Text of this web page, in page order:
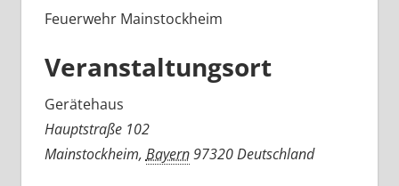
Veranstaltungsort
Gerätehaus
Hauptstraße 102
Mainstockheim, Bayern 97320 Deutschland
Feuerwehr Mainstockheim